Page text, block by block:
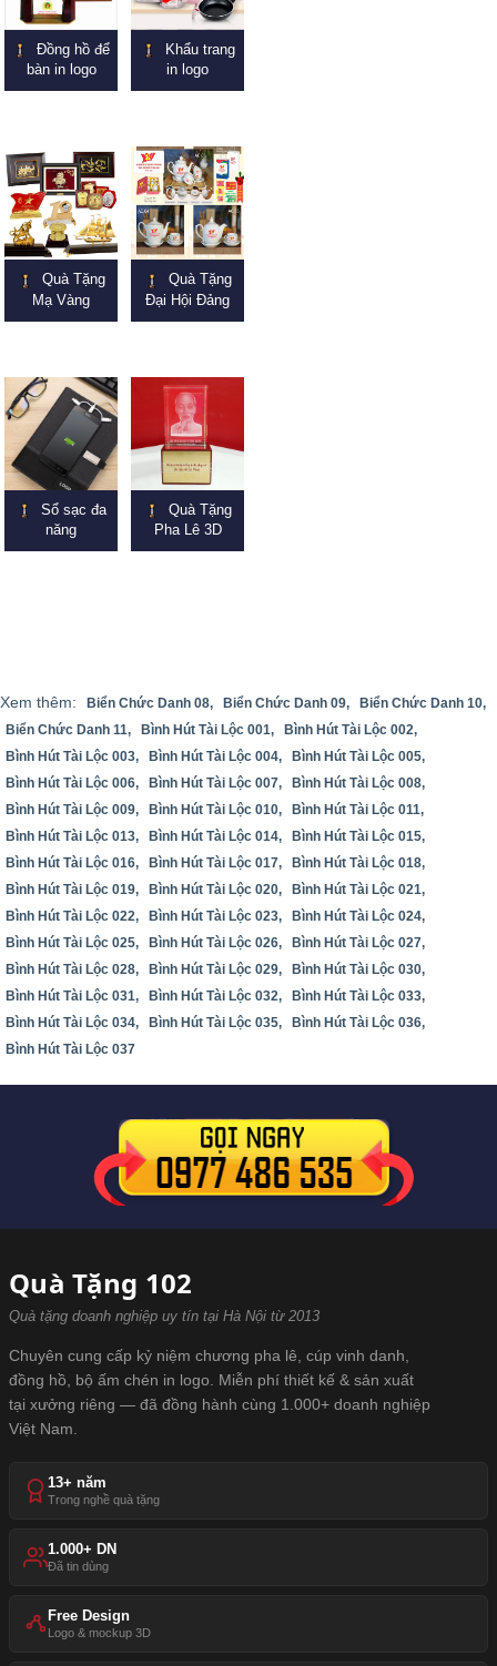
Đồng hồ để
bàn in logo
Khẩu trang
in logo
Quà Tặng
Mạ Vàng
Quà Tặng
Đại Hội Đảng
Sổ sạc đa
năng
Quà Tặng
Pha Lê 3D
Xem thêm: Biển Chức Danh 08, Biển Chức Danh 09,
Biển Chức Danh 10,
Biển Chức Danh 11,
Bình Hút Tài Lộc 001,
Bình Hút Tài Lộc 002,
Bình Hút Tài Lộc 003,
Bình Hút Tài Lộc 004,
Bình Hút Tài Lộc 005,
Bình Hút Tài Lộc 006,
Bình Hút Tài Lộc 007,
Bình Hút Tài Lộc 008,
Bình Hút Tài Lộc 009,
Bình Hút Tài Lộc 010,
Bình Hút Tài Lộc 011,
Bình Hút Tài Lộc 013,
Bình Hút Tài Lộc 014,
Bình Hút Tài Lộc 015,
Bình Hút Tài Lộc 016,
Bình Hút Tài Lộc 017,
Bình Hút Tài Lộc 018,
Bình Hút Tài Lộc 019,
Bình Hút Tài Lộc 020,
Bình Hút Tài Lộc 021,
Bình Hút Tài Lộc 022,
Bình Hút Tài Lộc 023,
Bình Hút Tài Lộc 024,
Bình Hút Tài Lộc 025,
Bình Hút Tài Lộc 026,
Bình Hút Tài Lộc 027,
Bình Hút Tài Lộc 028,
Bình Hút Tài Lộc 029,
Bình Hút Tài Lộc 030,
Bình Hút Tài Lộc 031,
Bình Hút Tài Lộc 032,
Bình Hút Tài Lộc 033,
Bình Hút Tài Lộc 034,
Bình Hút Tài Lộc 035,
Bình Hút Tài Lộc 036,
Bình Hút Tài Lộc 037
Quà Tặng 102
Quà tặng doanh nghiệp uy tín tại Hà Nội từ 2013
Chuyên cung cấp kỷ niệm chương pha lê, cúp vinh danh,
đồng hồ, bộ ấm chén in logo. Miễn phí thiết kế & sản xuất
tại xưởng riêng — đã đồng hành cùng 1.000+ doanh nghiệp
Việt Nam.
13+ năm
Trong nghề quà tặng
1.000+ DN
Đã tin dùng
Free Design
Logo & mockup 3D